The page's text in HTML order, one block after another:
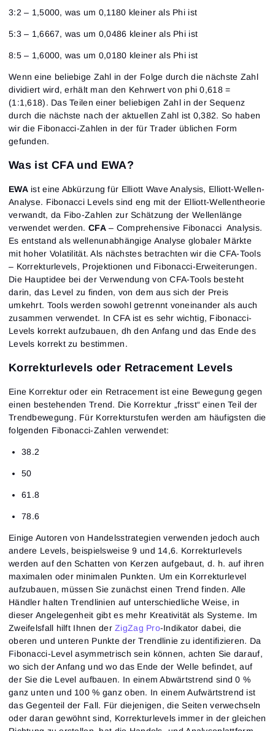
3:2 – 1,5000, was um 0,1180 kleiner als Phi ist
5:3 – 1,6667, was um 0,0486 kleiner als Phi ist
8:5 – 1,6000, was um 0,0180 kleiner als Phi ist
Wenn eine beliebige Zahl in der Folge durch die nächste Zahl
dividiert wird, erhält man den Kehrwert von phi 0,618 =
(1:1,618). Das Teilen einer beliebigen Zahl in der Sequenz
durch die nächste nach der aktuellen Zahl ist 0,382. So haben
wir die Fibonacci-Zahlen in der für Trader üblichen Form
gefunden.
Was ist CFA und EWA?
EWAist eine Abkürzung für Elliott Wave Analysis, Elliott-Wellen-
Analyse. Fibonacci Levels sind eng mit der Elliott-Wellentheorie
verwandt, da Fibo-Zahlen zur Schätzung der Wellenlänge
verwendet werden.CFA– Comprehensive Fibonacci Analysis.
Es entstand als wellenunabhängige Analyse globaler Märkte
mit hoher Volatilität. Als nächstes betrachten wir die CFA-Tools
– Korrekturlevels, Projektionen und Fibonacci-Erweiterungen.
Die Hauptidee bei der Verwendung von CFA-Tools besteht
darin, das Level zu finden, von dem aus sich der Preis
umkehrt. Tools werden sowohl getrennt voneinander als auch
zusammen verwendet. In CFA ist es sehr wichtig, Fibonacci-
Levels korrekt aufzubauen, dh den Anfang und das Ende des
Levels korrekt zu bestimmen.
Korrekturlevels oder Retracement Levels
Eine Korrektur oder ein Retracement ist eine Bewegung gegen
einen bestehenden Trend. Die Korrektur „frisst“ einen Teil der
Trendbewegung. Für Korrekturstufen werden am häufigsten die
folgenden Fibonacci-Zahlen verwendet:
38.2
50
61.8
78.6
Einige Autoren von Handelsstrategien verwenden jedoch auch
andere Levels, beispielsweise 9 und 14,6. Korrekturlevels
werden auf den Schatten von Kerzen aufgebaut, d. h. auf ihren
maximalen oder minimalen Punkten. Um ein Korrekturlevel
aufzubauen, müssen Sie zunächst einen Trend finden. Alle
Händler halten Trendlinien auf unterschiedliche Weise, in
dieser Angelegenheit gibt es mehr Kreativität als Systeme. Im
Zweifelsfall hilft Ihnen derZigZag Pro-Indikator dabei, die
oberen und unteren Punkte der Trendlinie zu identifizieren. Da
Fibonacci-Level asymmetrisch sein können, achten Sie darauf,
wo sich der Anfang und wo das Ende der Welle befindet, auf
der Sie die Level aufbauen. In einem Abwärtstrend sind 0 %
ganz unten und 100 % ganz oben. In einem Aufwärtstrend ist
das Gegenteil der Fall. Für diejenigen, die Seiten verwechseln
oder daran gewöhnt sind, Korrekturlevels immer in der gleichen